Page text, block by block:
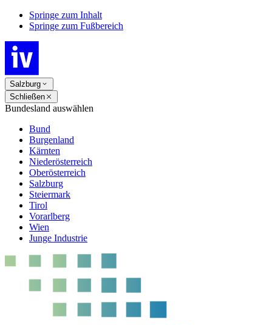
Springe zum Inhalt
Springe zum Fußbereich
Salzburg
Schließen
Bundesland auswählen
Bund
Burgenland
Kärnten
Niederösterreich
Oberösterreich
Salzburg
Steiermark
Tirol
Vorarlberg
Wien
Junge Industrie